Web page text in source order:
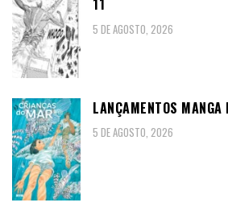
11
5 DE AGOSTO, 2026
LANÇAMENTOS MANGA
5 DE AGOSTO, 2026